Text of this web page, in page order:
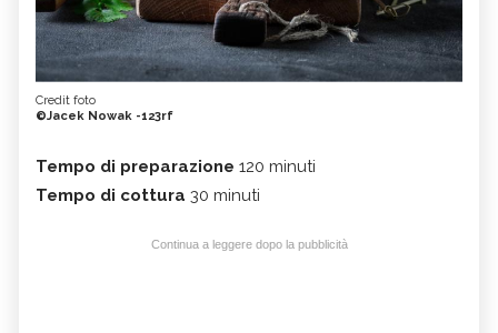
Credit foto
©Jacek Nowak -123rf
Tempo di preparazione 120 minuti
Tempo di cottura 30 minuti
Continua a leggere dopo la pubblicità